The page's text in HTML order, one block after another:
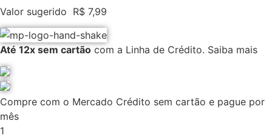
Valor sugerido R$ 7,99
Até 12x sem cartão com a Linha de Crédito. Saiba mais
Compre com o Mercado Crédito sem cartão e pague por
mês
1